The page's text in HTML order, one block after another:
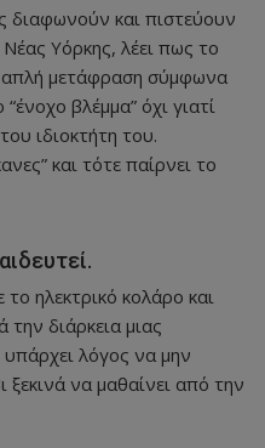
διαφωνούν και πιστεύουν
Υόρκης, λέει πως το
απλή μετάφραση σύμφωνα
βλέμμα” όχι γιατί
ιδιοκτήτη του.
και τότε παίρνει το
ηλεκτρικό κολάρο και
διάρκεια μιας
υπάρχει λόγος να μην
ξεκινά να μαθαίνει από την